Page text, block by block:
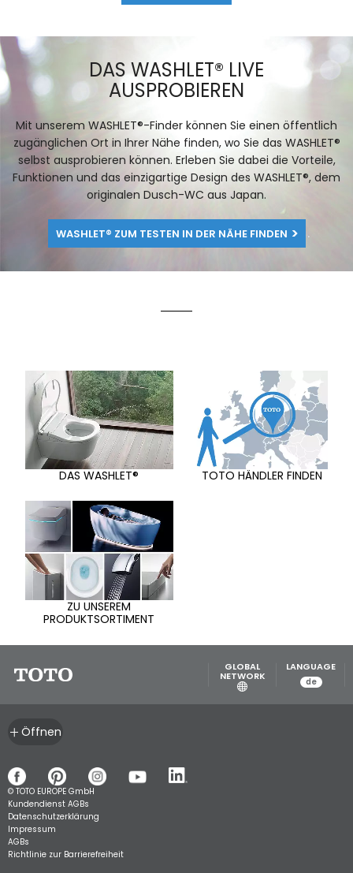
DAS WASHLET® LIVE
AUSPROBIEREN
Mit unserem WASHLET®-Finder können Sie einen öffentlich
zugänglichen Ort in Ihrer Nähe finden, wo Sie das WASHLET®
selbst ausprobieren können. Erleben Sie dabei die Vorteile,
Funktionen und das einzigartige Design des WASHLET®, dem
originalen Dusch-WC aus Japan.
WASHLET® ZUM TESTEN IN DER NÄHE FINDEN
DAS WASHLET® TOTO HÄNDLER FINDEN
ZU UNSEREM
PRODUKTSORTIMENT
GLOBAL
NETWORK
LANGUAGE
de
Öffnen
© TOTO EUROPE GmbH
Kundendienst AGBs
Datenschutzerklärung
Impressum
AGBs
Richtlinie zur Barrierefreiheit